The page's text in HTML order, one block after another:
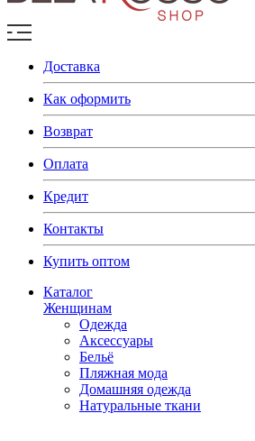
Доставка
Как оформить
Возврат
Оплата
Кредит
Контакты
Купить оптом
Каталог
Женщинам
Одежда
Аксессуары
Бельё
Пляжная мода
Домашняя одежда
Натуральные ткани